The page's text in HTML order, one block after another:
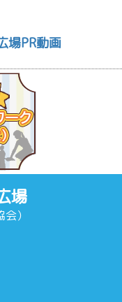
場PR動画
場
）